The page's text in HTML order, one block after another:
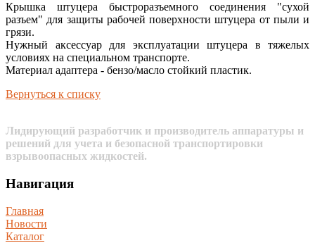
Крышка штуцера быстроразъемного соединения "сухой
разъем" для защиты рабочей поверхности штуцера от пыли и
грязи.
Нужный аксессуар для эксплуатации штуцера в тяжелых
условиях на специальном транспорте.
Материал адаптера - бензо/масло стойкий пластик.
Вернуться к списку
Лидирующий разработчик и производитель аппаратуры и
решений для учета и безопасной транспортировки
взрывоопасных жидкостей.
Навигация
Главная
Новости
Каталог